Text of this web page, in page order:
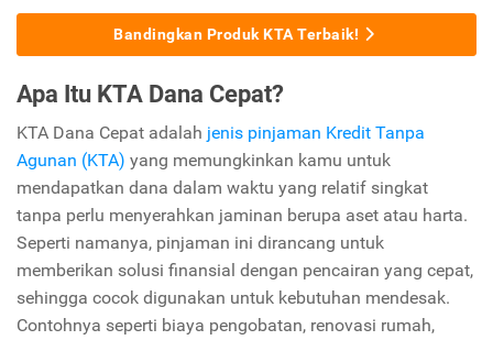
Bandingkan Produk KTA Terbaik!
Apa Itu KTA Dana Cepat?
KTA Dana Cepat adalah jenis pinjaman Kredit Tanpa
Agunan (KTA) yang memungkinkan kamu untuk
mendapatkan dana dalam waktu yang relatif singkat
tanpa perlu menyerahkan jaminan berupa aset atau harta.
Seperti namanya, pinjaman ini dirancang untuk
memberikan solusi finansial dengan pencairan yang cepat,
sehingga cocok digunakan untuk kebutuhan mendesak.
Contohnya seperti biaya pengobatan, renovasi rumah,